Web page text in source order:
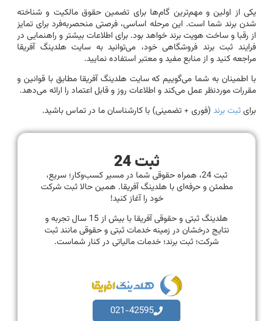
یکی از اولین و مهم‌ترین گام‌ها برای تضمین حقوق مالکیت و شناخته
شدن برند شما است. این مرحله اساسی، فرصتی منحصربه‌فرد برای تمایز
از رقبا و ساخت هویت برند خواهد بود. برای اطلاعات بیشتر و راهنمایی در
فرایند ثبت برند فروشگاهی خود، می‌توانید به سایت هلدینگ آفریقا
مراجعه کنید و از منابع مفید و معتبر استفاده نمایید.
با اطمینان به شما می‌گوییم که سایت هلدینگ آفریقا مطابق با قوانین و
مقررات موردنظر عمل می‌کند و اطلاعات روز و قابل اعتماد را ارائه می‌دهد.
برایثبت برند (فوری + تضمینی) با کارشناسان ما در تماس باشید.
ثبت 24
ثبت 24، همراه حقوقی شما در مسیر کسب‌وکار؛ سریع،
مطمئن و حرفه‌ای با هلدینگ آفریقا. همین حالا ثبت شرکت
خود را آغاز کنید!
هلدینگ ثبتی و حقوقی آفریقا با بیش از 15 سال تجربه و
نتایج درخشان در زمینه خدمات ثبتی و حقوقی مانند ثبت
شرکت؛ ثبت برند؛ خدمات مالیاتی در کنار شماست.
021-42595